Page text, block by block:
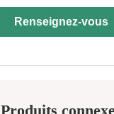
Renseignez-vous
Produits